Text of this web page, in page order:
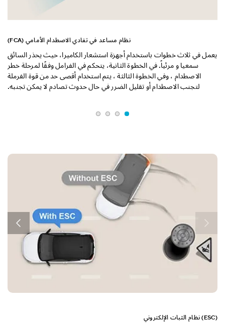
نظام مساعد في تفادي الاصطدام الأمامي (FCA)
يعمل في ثلاث خطوات باستخدام أجهزة استشعار الكاميرا، حيث يحذر السائق
سمعيا و مرئياً. في الخطوة الثانية، يتحكم في الفرامل وفقًا لمرحلة خطر
الاصطدام ، وفي الخطوة الثالثة ، يتم استخدام أقصى حد من قوة الفرملة
لتجنب الاصطدام أو تقليل الضرر في حال حدوث تصادم لا يمكن تجنبه.
(ESC) نظام الثبات الإلكتروني